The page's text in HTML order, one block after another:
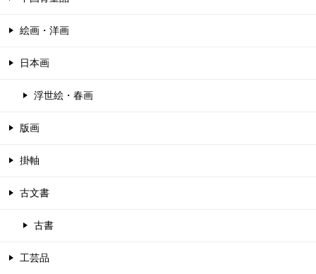
絵画・洋画
日本画
浮世絵・春画
版画
掛軸
古文書
古書
工芸品